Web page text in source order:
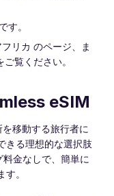
す。
リカ のページ、ま
覧ください。
eSIM
移動する旅行者に
きる理想的な選択肢
金なしで、簡単に
。